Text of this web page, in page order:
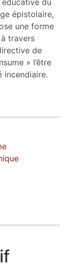
épistolaire,
une forme
travers
de
» l’être
incendiaire.